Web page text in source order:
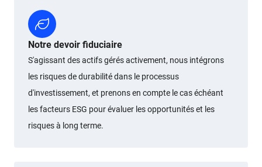
Notre devoir fiduciaire
S'agissant des actifs gérés activement, nous intégrons
les risques de durabilité dans le processus
d'investissement, et prenons en compte le cas échéant
les facteurs ESG pour évaluer les opportunités et les
risques à long terme.